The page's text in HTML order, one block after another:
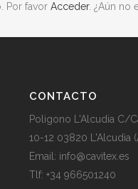
Por favor Acceder. ¿Aún no
CONTACTO
Poligono L'Alcudia C/
10-12 03820 L'Alcudia
Email: info@cavitex.es
Tlf: +34 966501240